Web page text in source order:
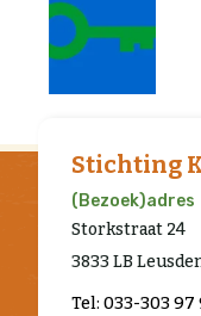
Stichting
(Bezoek)adres
Storkstraat 24
3833 LB
Tel: 033-303 97